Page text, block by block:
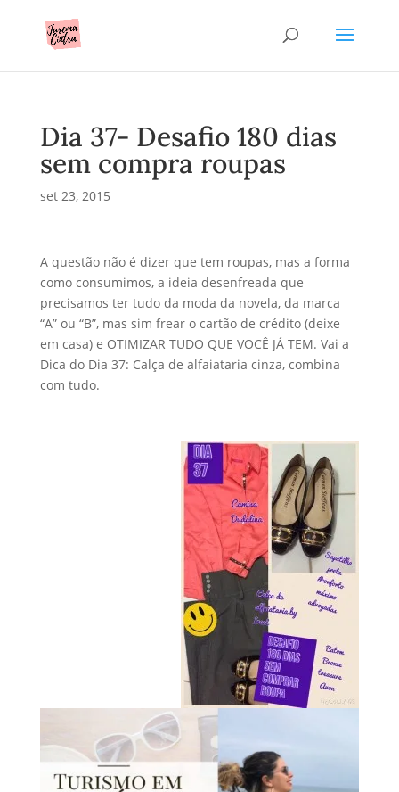
Dia 37- Desafio 180 dias
sem compra roupas
set 23, 2015
A questão não é dizer que tem roupas, mas a forma
como consumimos, a ideia desenfreada que
precisamos ter tudo da moda da novela, da marca
“A” ou “B”, mas sim frear o cartão de crédito (deixe
em casa) e OTIMIZAR TUDO QUE VOCÊ JÁ TEM. Vai a
Dica do Dia 37: Calça de alfaiataria cinza, combina
com tudo.